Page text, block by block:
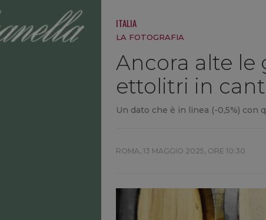
ITALIA
LA FOTOGRAFIA
Ancora alte le
ettolitri in
Un dato che è in linea (-0,5%) con
ROMA, 13 MAGGIO 2025, ORE 10:30